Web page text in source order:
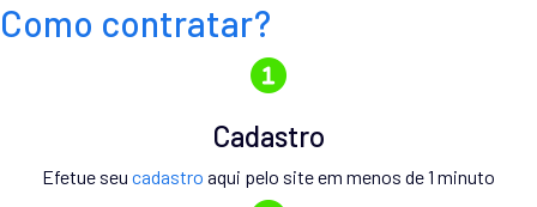
Como contratar?
Cadastro
Efetue seu cadastro aqui pelo site em menos de 1 minuto